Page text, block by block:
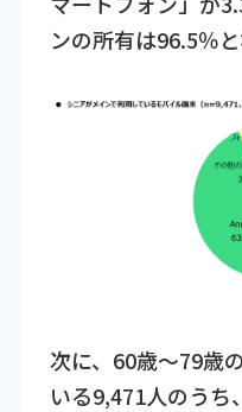
ンの所有は96.5％と
次に、60歳～79歳
いる9,471人のうち